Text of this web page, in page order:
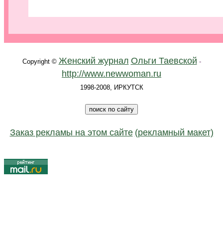
Copyright © Женский журнал Ольги Таевской -
http://www.newwoman.ru
1998-2008, ИРКУТСК
Заказ рекламы на этом сайте (рекламный макет)